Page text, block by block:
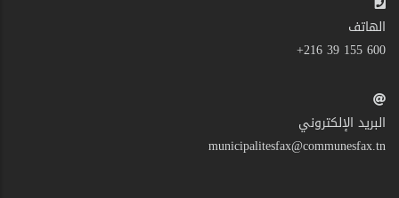
الهاتف
600 155 39 216+
البريد الإلكتروني
municipalitesfax@communesfax.tn